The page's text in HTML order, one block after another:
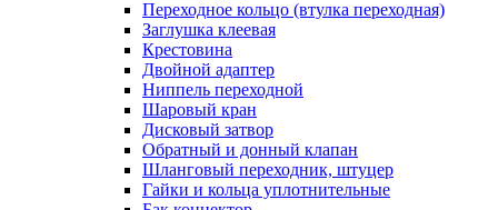
Переходное кольцо (втулка переходная)
Заглушка клеевая
Крестовина
Двойной адаптер
Ниппель переходной
Шаровый кран
Дисковый затвор
Обратный и донный клапан
Шланговый переходник, штуцер
Гайки и кольца уплотнительные